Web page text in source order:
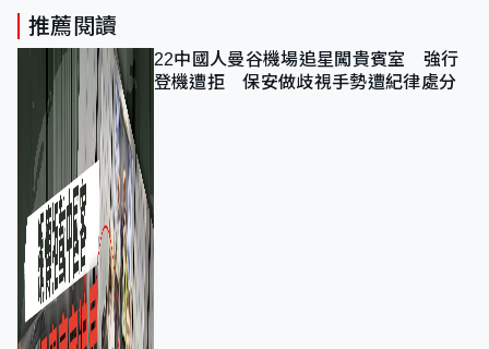
推薦閱讀
22中國人曼谷機場追星闖貴賓室 強行
登機遭拒 保安做歧視手勢遭紀律處分